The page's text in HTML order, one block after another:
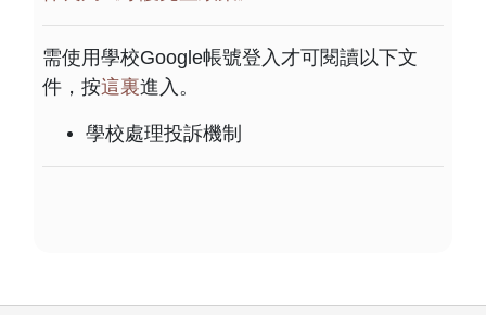
需使用學校Google帳號登入才可閱讀以下文
件，按這裏進入。
學校處理投訴機制